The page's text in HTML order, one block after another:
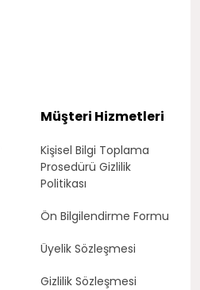
Müşteri Hizmetleri
Kişisel Bilgi Toplama
Prosedürü Gizlilik
Politikası
Ön Bilgilendirme Formu
Üyelik Sözleşmesi
Gizlilik Sözleşmesi